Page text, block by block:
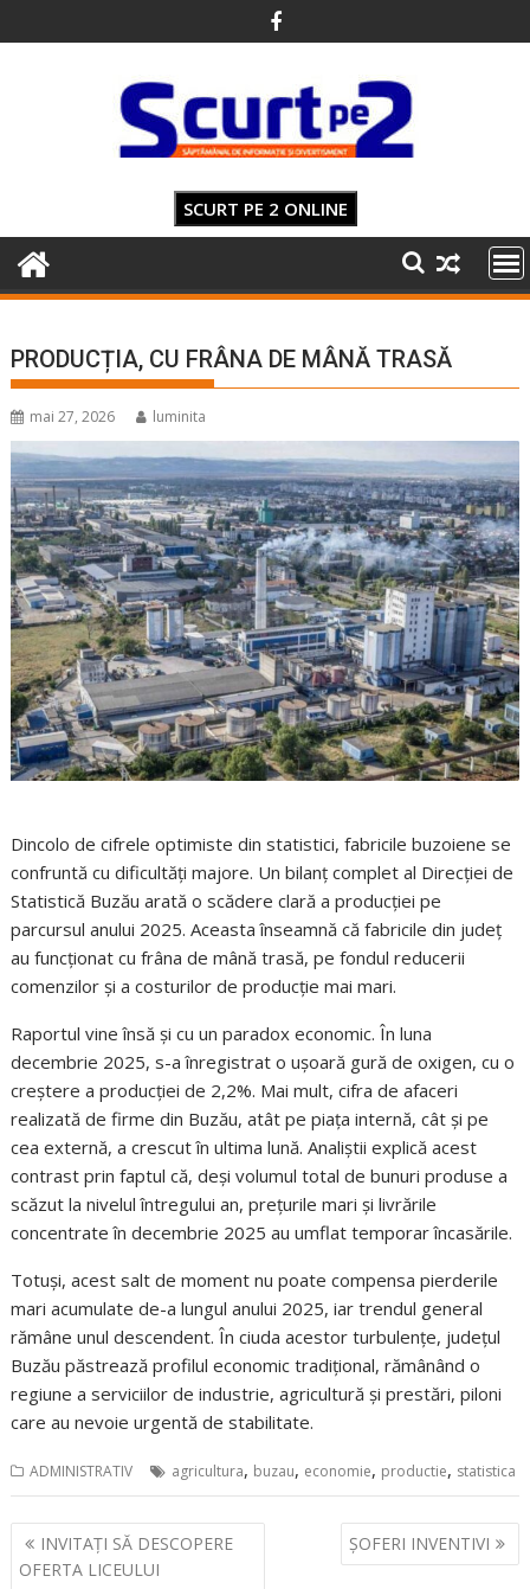
to
SCURT PE 2 ONLINE
PRODUCȚIA, CU FRÂNA DE MÂNĂ TRASĂ
mai 27, 2026 luminita
Dincolo de cifrele optimiste din statistici, fabricile buzoiene se
confruntă cu dificultăți majore. Un bilanț complet al Direcției de
Statistică Buzău arată o scădere clară a producției pe
parcursul anului 2025. Aceasta înseamnă că fabricile din județ
au funcționat cu frâna de mână trasă, pe fondul reducerii
comenzilor și a costurilor de producție mai mari.
Raportul vine însă și cu un paradox economic. În luna
decembrie 2025, s-a înregistrat o ușoară gură de oxigen, cu o
creștere a producției de 2,2%. Mai mult, cifra de afaceri
realizată de firme din Buzău, atât pe piața internă, cât și pe
cea externă, a crescut în ultima lună. Analiștii explică acest
contrast prin faptul că, deși volumul total de bunuri produse a
scăzut la nivelul întregului an, prețurile mari și livrările
concentrate în decembrie 2025 au umflat temporar încasările.
Totuși, acest salt de moment nu poate compensa pierderile
mari acumulate de-a lungul anului 2025, iar trendul general
rămâne unul descendent. În ciuda acestor turbulențe, județul
Buzău păstrează profilul economic tradițional, rămânând o
regiune a serviciilor de industrie, agricultură și prestări, piloni
care au nevoie urgentă de stabilitate.
ADMINISTRATIV agricultura, buzau, economie, productie, statistica
Navigare
în
INVITAȚI SĂ DESCOPERE
OFERTA LICEULUI
ȘOFERI INVENTIVI